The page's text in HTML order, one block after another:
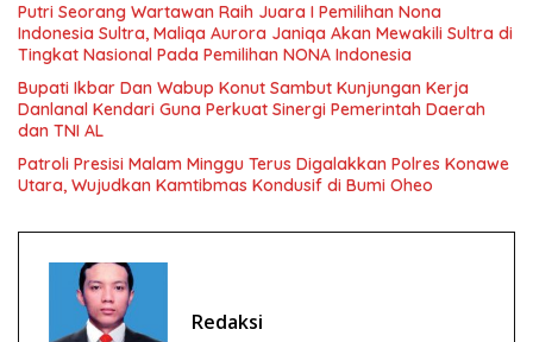
Putri Seorang Wartawan ‎Raih Juara I Pemilihan Nona
Indonesia Sultra, Maliqa Aurora Janiqa Akan Mewakili Sultra di
Tingkat Nasional Pada Pemilihan NONA Indonesia
Bupati Ikbar Dan Wabup Konut Sambut Kunjungan Kerja
Danlanal Kendari Guna Perkuat Sinergi Pemerintah Daerah
dan TNI AL
Patroli Presisi Malam Minggu Terus Digalakkan Polres Konawe
Utara, Wujudkan Kamtibmas Kondusif di Bumi Oheo
Redaksi